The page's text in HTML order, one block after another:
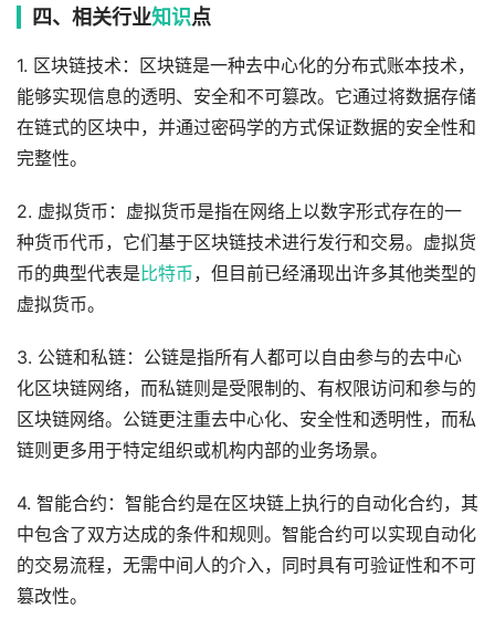
四、相关行业知识点
1. 区块链技术：区块链是一种去中心化的分布式账本技术，
能够实现信息的透明、安全和不可篡改。它通过将数据存储
在链式的区块中，并通过密码学的方式保证数据的安全性和
完整性。
2. 虚拟货币：虚拟货币是指在网络上以数字形式存在的一
种货币代币，它们基于区块链技术进行发行和交易。虚拟货
币的典型代表是 比特币，但目前已经涌现出许多其他类型的
虚拟货币。
3. 公链和私链：公链是指所有人都可以自由参与的去中心
化区块链网络，而私链则是受限制的、有权限访问和参与的
区块链网络。公链更注重去中心化、安全性和透明性，而私
链则更多用于特定组织或机构内部的业务场景。
4. 智能合约：智能合约是在区块链上执行的自动化合约，其
中包含了双方达成的条件和规则。智能合约可以实现自动化
的交易流程，无需中间人的介入，同时具有可验证性和不可
篡改性。